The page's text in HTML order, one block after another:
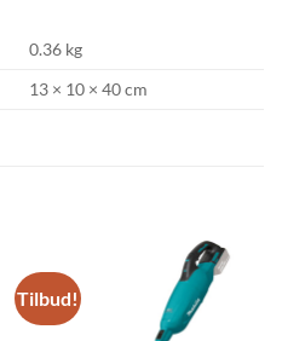
0.36 kg
13 × 10 × 40 cm
Tilbud!